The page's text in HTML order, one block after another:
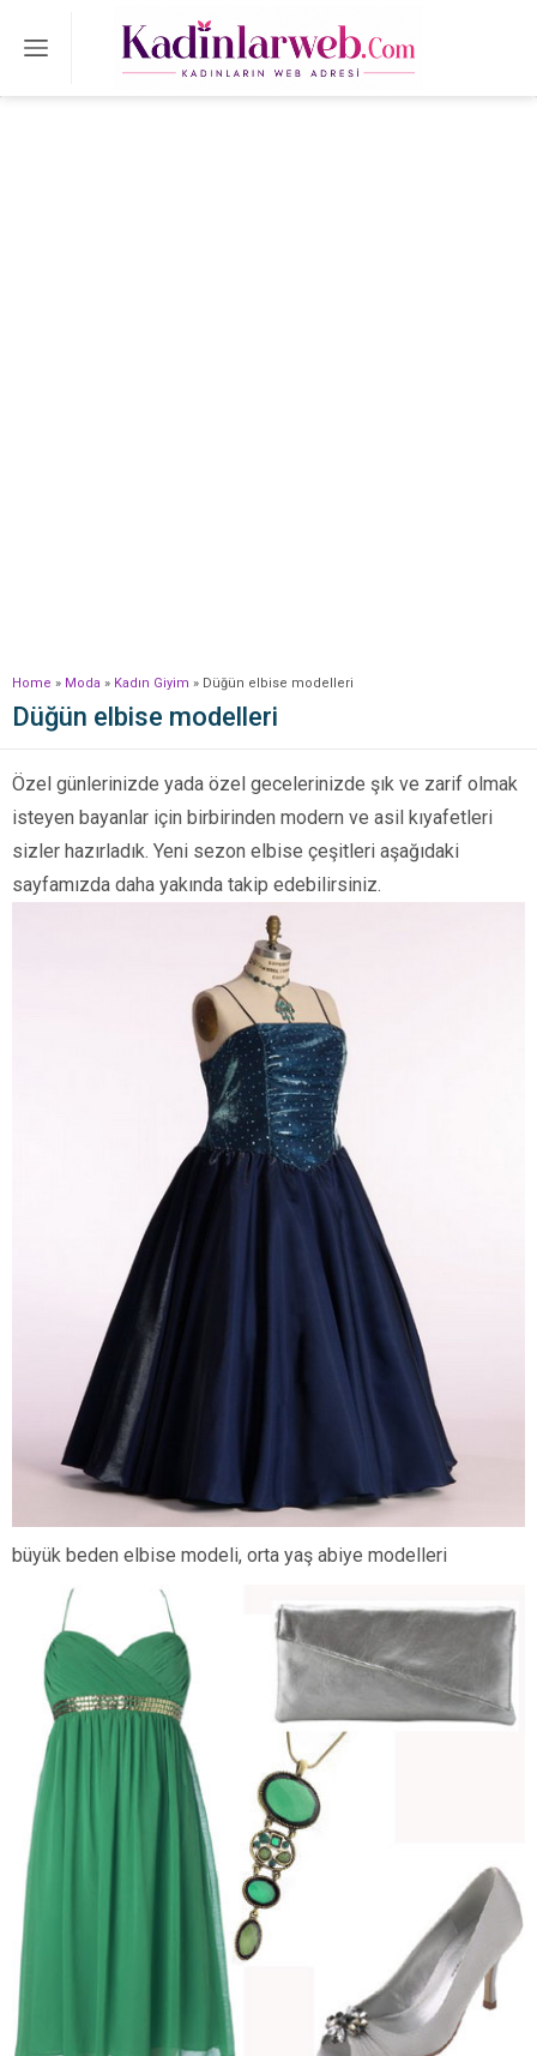
Home » Moda » Kadın Giyim » Düğün elbise modelleri
Düğün elbise modelleri
Özel günlerinizde yada özel gecelerinizde şık ve zarif olmak
isteyen bayanlar için birbirinden modern ve asil kıyafetleri
sizler hazırladık. Yeni sezon elbise çeşitleri aşağıdaki
sayfamızda daha yakında takip edebilirsiniz.
büyük beden elbise modeli, orta yaş abiye modelleri